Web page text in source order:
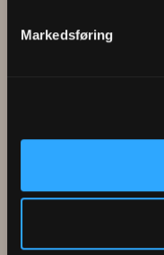
Markedsføring
Benjamin Lind